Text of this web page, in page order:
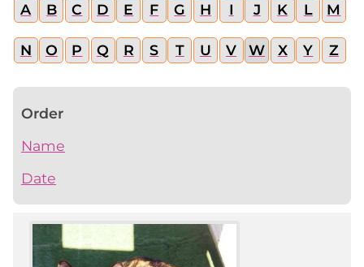
A B C D E F G H I J K L M
N O P Q R S T U V W X Y Z
Order
Name
Date